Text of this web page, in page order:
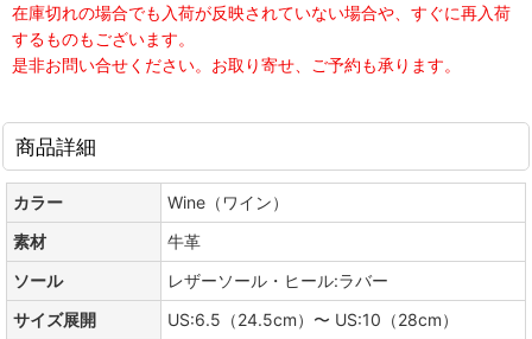
在庫切れの場合でも入荷が反映されていない場合や、すぐに再入荷
するものもございます。
是非お問い合せください。お取り寄せ、ご予約も承ります。
商品詳細
カラー
Wine（ワイン）
素材
牛革
ソール
レザーソール・ヒール:ラバー
サイズ展開
US:6.5（24.5cm）〜 US:10（28cm）